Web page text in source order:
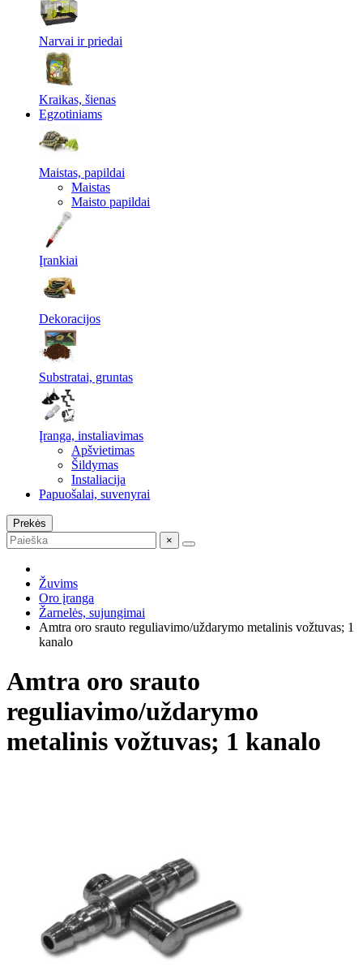
Narvai ir priedai
Kraikas, šienas
Egzotiniams
Maistas, papildai
Maistas
Maisto papildai
Įrankiai
Dekoracijos
Substratai, gruntas
Įranga, instaliavimas
Apšvietimas
Šildymas
Instaliacija
Papuošalai, suvenyrai
Prekės
×
Žuvims
Oro įranga
Žarnelės, sujungimai
Amtra oro srauto reguliavimo/uždarymo metalinis vožtuvas; 1
kanalo
Amtra oro srauto
reguliavimo/uždarymo
metalinis vožtuvas; 1 kanalo